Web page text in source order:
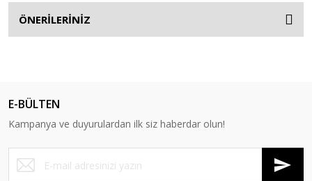
ÖNERİLERİNİZ
E-BÜLTEN
Kampanya ve duyurulardan ilk siz haberdar olun!